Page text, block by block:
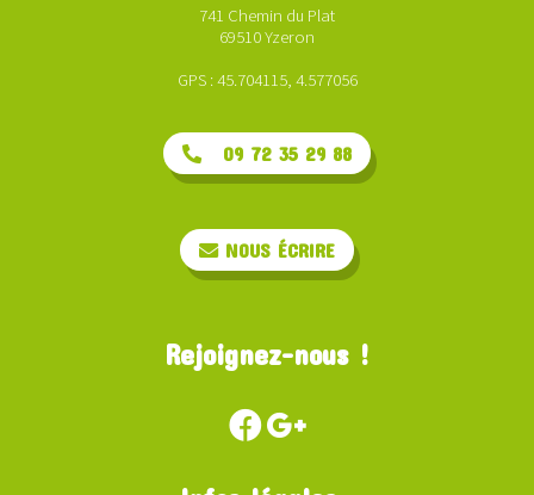
741 Chemin du Plat
69510 Yzeron
GPS : 45.704115, 4.577056
09 72 35 29 88
NOUS ÉCRIRE
Rejoignez-nous !